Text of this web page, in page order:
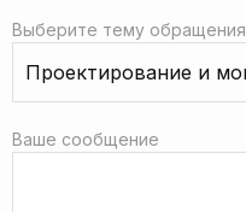
Выберите тему обращения
Ваше сообщение